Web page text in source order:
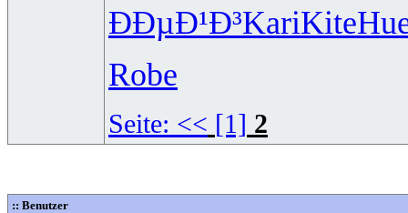
ÐÐµÐ¹Ð³KariKite
Robe
Seite: << [1] 2
:: Benutzer